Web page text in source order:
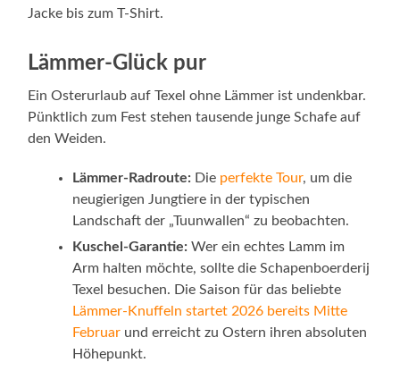
Jacke bis zum T-Shirt.
Lämmer-Glück pur
Ein Osterurlaub auf Texel ohne Lämmer ist undenkbar.
Pünktlich zum Fest stehen tausende junge Schafe auf
den Weiden.
Lämmer-Radroute: Die perfekte Tour, um die
neugierigen Jungtiere in der typischen
Landschaft der „Tuunwallen“ zu beobachten.
Kuschel-Garantie: Wer ein echtes Lamm im
Arm halten möchte, sollte die Schapenboerderij
Texel besuchen. Die Saison für das beliebte
Lämmer-Knuffeln startet 2026 bereits Mitte
Februar und erreicht zu Ostern ihren absoluten
Höhepunkt.